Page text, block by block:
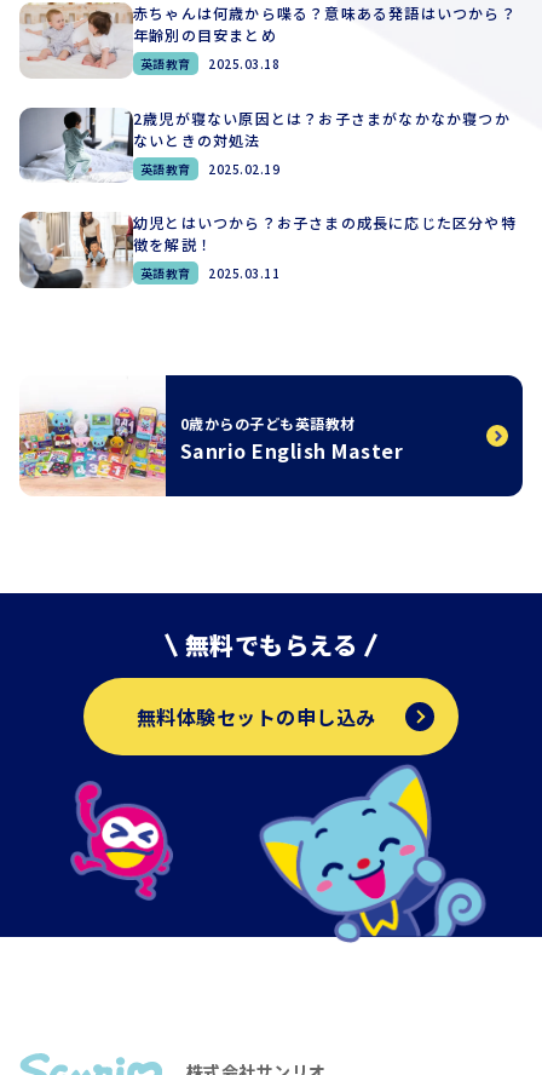
赤ちゃんは何歳から喋る？意味ある発語はいつから？
年齢別の目安まとめ
英語教育 2025.03.18
2歳児が寝ない原因とは？お子さまがなかなか寝つか
ないときの対処法
英語教育 2025.02.19
幼児とはいつから？お子さまの成長に応じた区分や特
徴を解説！
英語教育 2025.03.11
0歳からの子ども英語教材
Sanrio English Master
無料でもらえる
無料体験セットの申し込み